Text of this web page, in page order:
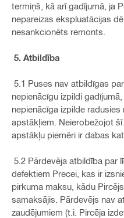
termiņš, kā arī gadījumā, ja
nepareizas ekspluatācijas
nesankcionēts remonts.
5. Atbildība
5.1 Puses nav atbildīgas
nepienācīgu izpildi
nepienācīga izpilde
apstākļiem. Neierobežojot
apstākļu piemēri ir dabas
5.2 Pārdevēja atbildība par
defektiem Precei, kas ir
pirkuma maksu, kādu
samaksājis. Pārdevējs nav
zaudējumiem (t.i. Pircēja